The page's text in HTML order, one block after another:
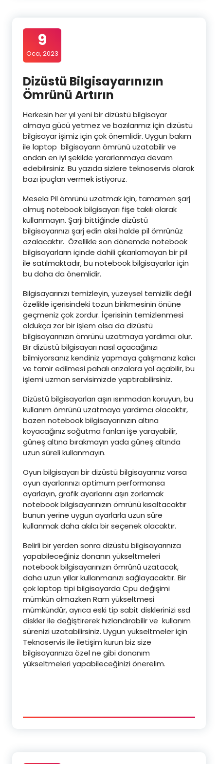
9
Oca, 2023
Dizüstü Bilgisayarınızın
Ömrünü Artırın
Herkesin her yıl yeni bir dizüstü bilgisayar
almaya gücü yetmez ve bazılarımız için dizüstü
bilgisayar işimiz için çok önemlidir. Uygun bakım
ile laptop bilgisayarın ömrünü uzatabilir ve
ondan en iyi şekilde yararlanmaya devam
edebilirsiniz. Bu yazıda sizlere teknoservis olarak
bazı ipuçları vermek istiyoruz.
Mesela Pil ömrünü uzatmak için, tamamen şarj
olmuş notebook bilgisayarı fişe takılı olarak
kullanmayın. Şarjı bittiğinde dizüstü
bilgisayarınızı şarj edin aksi halde pil ömrünüz
azalacaktır. Özellikle son dönemde notebook
bilgisayarların içinde dahili çıkarılamayan bir pil
ile satılmaktadır, bu notebook bilgisayarlar için
bu daha da önemlidir.
Bilgisayarınızı temizleyin, yüzeysel temizlik değil
özelikle içerisindeki tozun birikmesinin önüne
geçmeniz çok zordur. İçerisinin temizlenmesi
oldukça zor bir işlem olsa da dizüstü
bilgisayarınızın ömrünü uzatmaya yardımcı olur.
Bir dizüstü bilgisayarı nasıl açacağınızı
bilmiyorsanız kendiniz yapmaya çalışmanız kalıcı
ve tamir edilmesi pahalı arızalara yol açabilir, bu
işlemi uzman servisimizde yaptırabilirsiniz.
Dizüstü bilgisayarları aşırı ısınmadan koruyun, bu
kullanım ömrünü uzatmaya yardımcı olacaktır,
bazen notebook bilgisayarınızın altına
koyacağınız soğutma fanları işe yarayabilir,
güneş altına bırakmayın yada güneş altında
uzun süreli kullanmayın.
Oyun bilgisayarı bir dizüstü bilgisayarınız varsa
oyun ayarlarınızı optimum performansa
ayarlayın, grafik ayarlarını aşırı zorlamak
notebook bilgisayarınızın ömrünü kısaltacaktır
bunun yerine uygun ayarlarla uzun süre
kullanmak daha akılcı bir seçenek olacaktır.
Belirli bir yerden sonra dizüstü bilgisayarınıza
yapabileceğiniz donanın yükseltmeleri
notebook bilgisayarınızın ömrünü uzatacak,
daha uzun yıllar kullanmanızı sağlayacaktır. Bir
çok laptop tipi bilgisayarda Cpu değişimi
mümkün olmazken Ram yükseltmesi
mümkündür, ayrıca eski tip sabit disklerinizi ssd
diskler ile değiştirerek hızlandırabilir ve kullanım
sürenizi uzatabilirsiniz. Uygun yükseltmeler için
Teknoservis ile iletişim kurun biz size
bilgisayarınıza özel ne gibi donanım
yükseltmeleri yapabileceğinizi önerelim.